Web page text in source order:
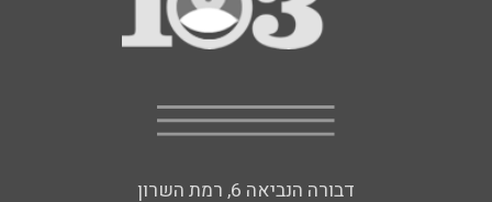
דבורה הנביאה 6, רמת השרון